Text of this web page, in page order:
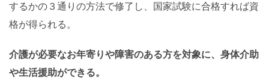
するかの３通りの方法で修了し、国家試験に合格すれば資
格が得られる。
介護が必要なお年寄りや障害のある方を対象に、身体介助
や生活援助ができる。